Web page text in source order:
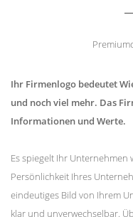
Ihr Firmenlogo bedeutet
und noch viel mehr. Das
Informationen und Werte.
Es spiegelt Ihr
Persönlichkeit Ihres
eindeutiges Bild von Ihrem
klar und unverwechselbar.